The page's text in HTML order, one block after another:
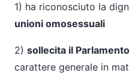
1) ha riconosciuto la
unioni omosessuali
2) sollecita il Parlamento
carattere generale in